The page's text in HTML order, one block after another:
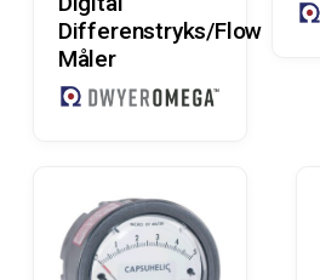
Differenstryks/Flow
Måler